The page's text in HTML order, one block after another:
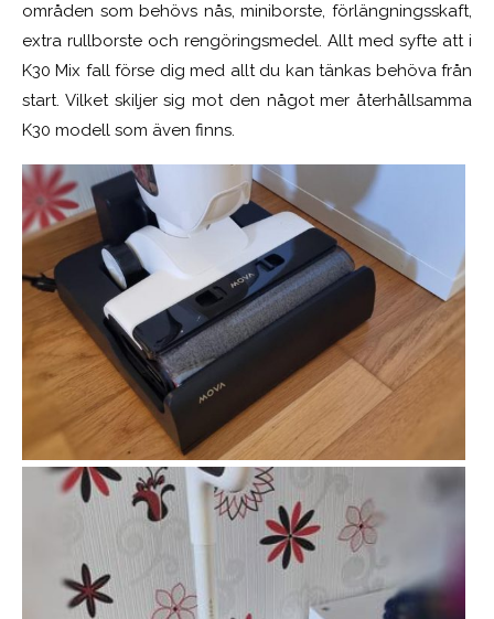
områden som behövs nås, miniborste, förlängningsskaft,
extra rullborste och rengöringsmedel. Allt med syfte att i
K30 Mix fall förse dig med allt du kan tänkas behöva från
start. Vilket skiljer sig mot den något mer återhållsamma
K30 modell som även finns.